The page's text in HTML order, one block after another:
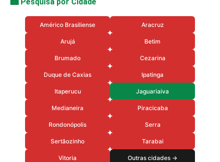
Américo Brasiliense Aracruz
Arujá Betim
Brumado Cezarina
Duque de Caxias Ipatinga
Itaperucu Jaguariaiva
Medianeira Piracicaba
Rondonópolis Serra
Sertãozinho Tarabai
Vitoria Outras cidades →